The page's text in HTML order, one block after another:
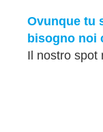
Ovunque tu
bisogno noi
Il nostro spot